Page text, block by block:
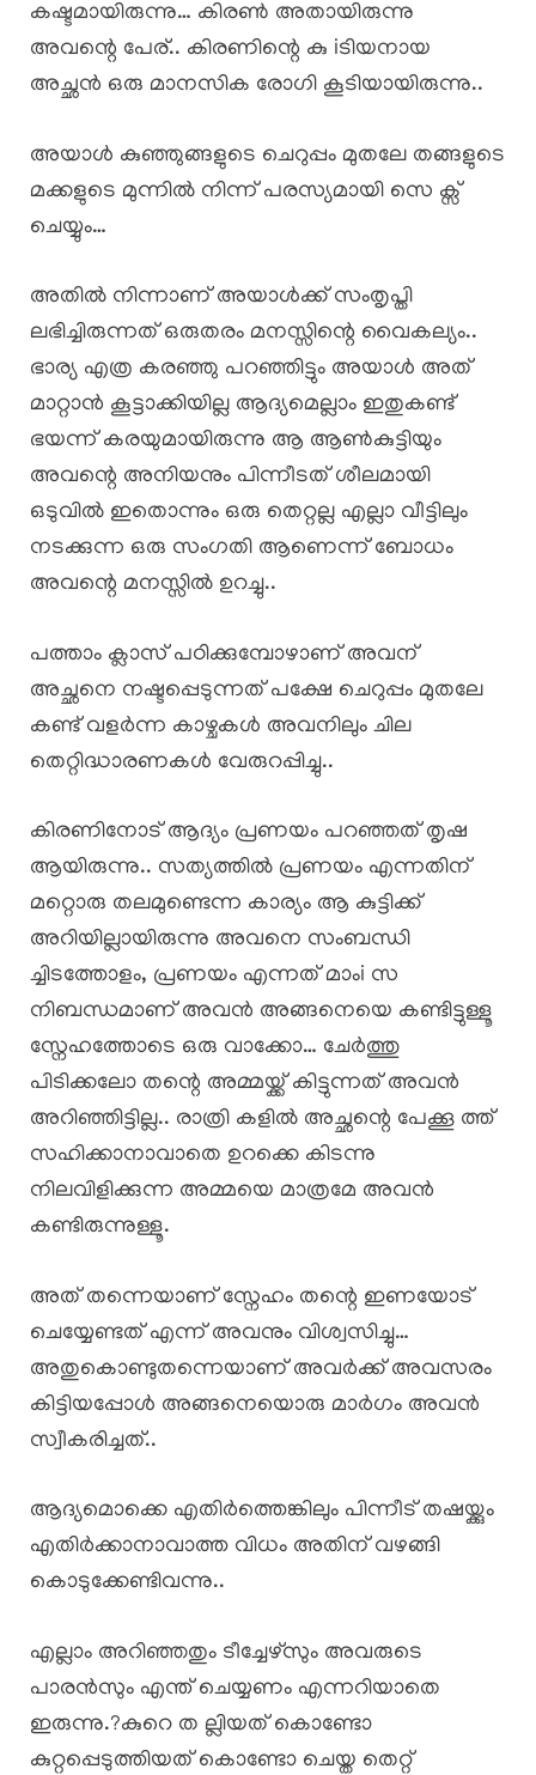
കഷ്ടമായിരുന്നു… കിരൺ അതായിരുന്നു
അവന്റെ പേര്.. കിരണിന്റെ കു iടിയനായ
അച്ഛൻ ഒരു മാനസിക രോഗി കൂടിയായിരുന്നു..
അയാൾ കുഞ്ഞുങ്ങളുടെ ചെറുപ്പം മുതലേ തങ്ങളുടെ
മക്കളുടെ മുന്നിൽ നിന്ന് പരസ്യമായി സെ ക്സ്
ചെയ്യും…
അതിൽ നിന്നാണ് അയാൾക്ക് സംതൃപ്തി
ലഭിച്ചിരുന്നത് ഒരുതരം മനസ്സിന്റെ വൈകല്യം..
ഭാര്യ എത്ര കരഞ്ഞു പറഞ്ഞിട്ടും അയാൾ അത്
മാറ്റാൻ കൂട്ടാക്കിയില്ല ആദ്യമെല്ലാം ഇതുകണ്ട്
ഭയന്ന് കരയുമായിരുന്നു ആ ആൺകുട്ടിയും
അവന്റെ അനിയനും പിന്നീടത് ശീലമായി
ഒടുവിൽ ഇതൊന്നും ഒരു തെറ്റല്ല എല്ലാ വീട്ടിലും
നടക്കുന്ന ഒരു സംഗതി ആണെന്ന് ബോധം
അവന്റെ മനസ്സിൽ ഉറച്ചു..
പത്താം ക്ലാസ് പഠിക്കുമ്പോഴാണ് അവന്
അച്ഛനെ നഷ്ടപ്പെടുന്നത് പക്ഷേ ചെറുപ്പം മുതലേ
കണ്ട് വളർന്ന കാഴ്ചകൾ അവനിലും ചില
തെറ്റിദ്ധാരണകൾ വേരുറപ്പിച്ചു..
കിരണിനോട് ആദ്യം പ്രണയം പറഞ്ഞത് തൃഷ
ആയിരുന്നു.. സത്യത്തിൽ പ്രണയം എന്നതിന്
മറ്റൊരു തലമുണ്ടെന്ന കാര്യം ആ കുട്ടിക്ക്
അറിയില്ലായിരുന്നു അവനെ സംബന്ധി
ച്ചിടത്തോളം, പ്രണയം എന്നത് മാംi സ
നിബന്ധമാണ് അവൻ അങ്ങനെയെ കണ്ടിട്ടുള്ളൂ
സ്നേഹത്തോടെ ഒരു വാക്കോ… ചേർത്തു
പിടിക്കലോ തന്റെ അമ്മയ്ക്ക് കിട്ടുന്നത് അവൻ
അറിഞ്ഞിട്ടില്ല.. രാത്രി കളിൽ അച്ഛന്റെ പേക്കൂ ത്ത്
സഹിക്കാനാവാതെ ഉറക്കെ കിടന്നു
നിലവിളിക്കുന്ന അമ്മയെ മാത്രമേ അവൻ
കണ്ടിരുന്നുള്ളൂ.
അത് തന്നെയാണ് സ്നേഹം തന്റെ ഇണയോട്
ചെയ്യേണ്ടത് എന്ന് അവനും വിശ്വസിച്ചു…
അതുകൊണ്ടുതന്നെയാണ് അവർക്ക് അവസരം
കിട്ടിയപ്പോൾ അങ്ങനെയൊരു മാർഗം അവൻ
സ്വീകരിച്ചത്..
ആദ്യമൊക്കെ എതിർത്തെങ്കിലും പിന്നീട് തഷയ്ക്കും
എതിർക്കാനാവാത്ത വിധം അതിന് വഴങ്ങി
കൊടുക്കേണ്ടിവന്നു..
എല്ലാം അറിഞ്ഞതും ടീച്ചേഴ്സും അവരുടെ
പാരൻസും എന്ത് ചെയ്യണം എന്നറിയാതെ
ഇരുന്നു.?കുറെ ത ല്ലിയത് കൊണ്ടോ
കുറ്റപ്പെടുത്തിയത് കൊണ്ടോ ചെയ്ത തെറ്റ്